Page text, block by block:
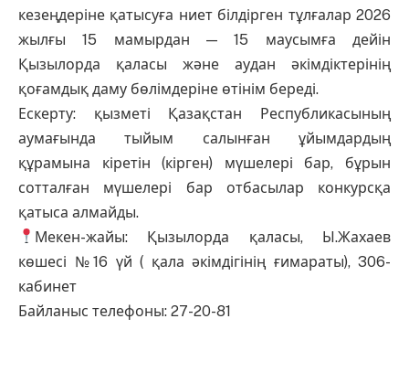
кезеңдеріне қатысуға ниет білдірген тұлғалар 2026
жылғы 15 мамырдан — 15 маусымға дейін
Қызылорда қаласы және аудан әкімдіктерінің
қоғамдық даму бөлімдеріне өтінім береді.
Ескерту: қызметі Қазақстан Республикасының
аумағында тыйым салынған ұйымдардың
құрамына кіретін (кірген) мүшелері бар, бұрын
сотталған мүшелері бар отбасылар конкурсқа
қатыса алмайды.
Мекен-жайы: Қызылорда қаласы, Ы.Жахаев
көшесі №16 үй ( қала әкімдігінің ғимараты), 306-
кабинет
Байланыс телефоны: 27-20-81